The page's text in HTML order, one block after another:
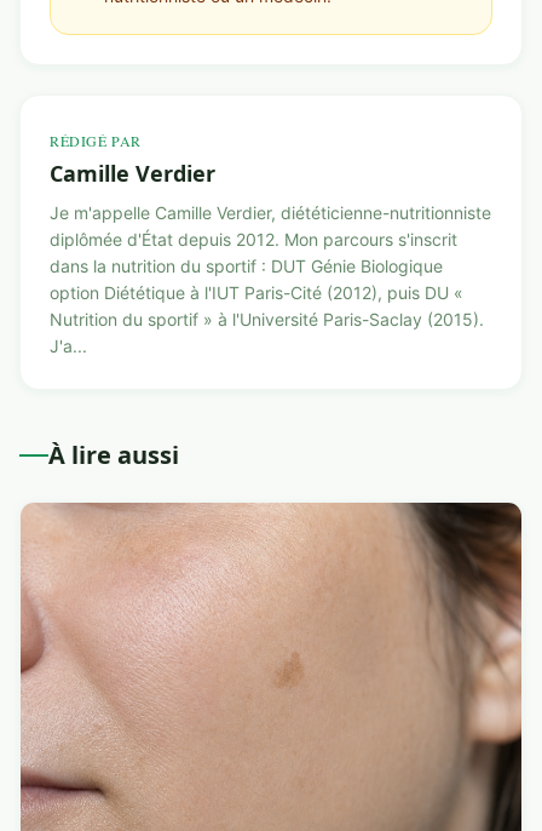
RÉDIGÉ PAR
Camille Verdier
Je m'appelle Camille Verdier, diététicienne-nutritionniste
diplômée d'État depuis 2012. Mon parcours s'inscrit
dans la nutrition du sportif : DUT Génie Biologique
option Diététique à l'IUT Paris-Cité (2012), puis DU «
Nutrition du sportif » à l'Université Paris-Saclay (2015).
J'a...
À lire aussi